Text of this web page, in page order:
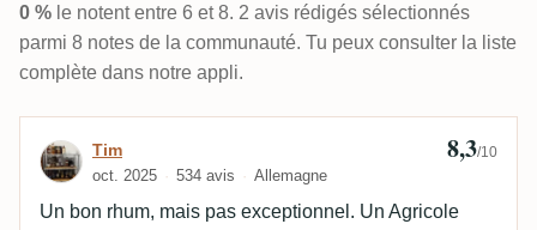
0 % le notent entre 6 et 8. 2 avis rédigés sélectionnés
parmi 8 notes de la communauté. Tu peux consulter la liste
complète dans notre appli.
Avis de Tim
Tim
oct. 2025 534 avis Allemagne
8,3/10
Un bon rhum, mais pas exceptionnel. Un Agricole